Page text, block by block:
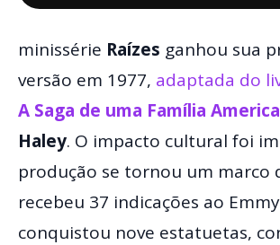
minissérie Raízes ganhou sua
versão em 1977, adaptada do
A Saga de uma Família
Haley. O impacto cultural foi
produção se tornou um marco
recebeu 37 indicações ao
conquistou nove estatuetas,